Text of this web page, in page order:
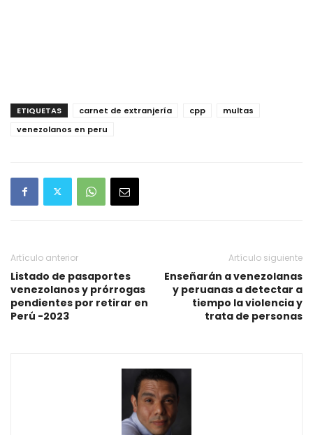
ETIQUETAS carnet de extranjería cpp
multas
venezolanos en peru
Artículo anterior
Listado de pasaportes
venezolanos y prórrogas
pendientes por retirar en
Perú -2023
Artículo siguiente
Enseñarán a venezolanas
y peruanas a detectar a
tiempo la violencia y
trata de personas